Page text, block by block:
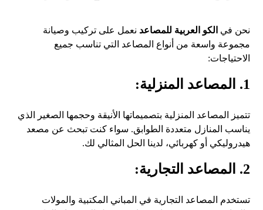
نحن في الكو العربية للمصاعد نعمل على تركيب وصيانة
مجموعة واسعة من أنواع المصاعد التي تناسب جميع
الاحتياجات:
1. المصاعد المنزلية:
تتميز المصاعد المنزلية بتصميماتها الأنيقة وحجمها الصغير الذي
يناسب المنازل متعددة الطوابق. سواء كنت تبحث عن مصعد
هيدروليكي أو كهربائي، لدينا الحل المثالي لك.
2. المصاعد التجارية:
تستخدم المصاعد التجارية في المباني المكتبية والمولات